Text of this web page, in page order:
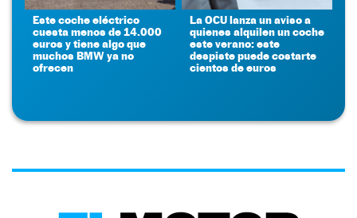
Este coche eléctrico
cuesta menos de 14.000
euros y tiene algo que
muchos BMW ya no
ofrecen
La OCU lanza un aviso a
quienes alquilen un coche
este verano: este
despiste puede costarte
cientos de euros